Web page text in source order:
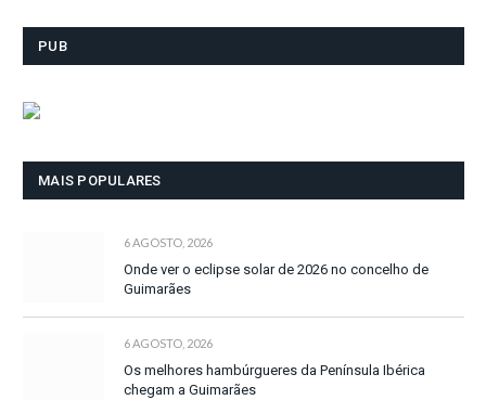
PUB
MAIS POPULARES
6 AGOSTO, 2026
Onde ver o eclipse solar de 2026 no concelho de
Guimarães
6 AGOSTO, 2026
Os melhores hambúrgueres da Península Ibérica
chegam a Guimarães